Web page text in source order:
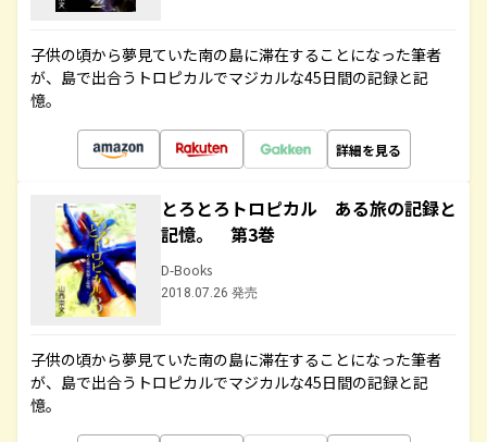
子供の頃から夢見ていた南の島に滞在することになった筆者
が、島で出合うトロピカルでマジカルな45日間の記録と記
憶。
詳細を見る
とろとろトロピカル ある旅の記録と
記憶。 第3巻
D-Books
2018.07.26 発売
子供の頃から夢見ていた南の島に滞在することになった筆者
が、島で出合うトロピカルでマジカルな45日間の記録と記
憶。